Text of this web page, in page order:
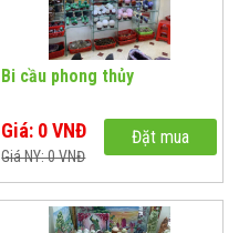
Bi cầu phong thủy
Giá: 0 VNĐ
Giá NY: 0 VNĐ
Đặt mua